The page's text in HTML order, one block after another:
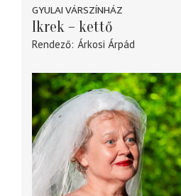
GYULAI VÁRSZÍNHÁZ
Ikrek – kettő
Rendező Árkosi Árpád